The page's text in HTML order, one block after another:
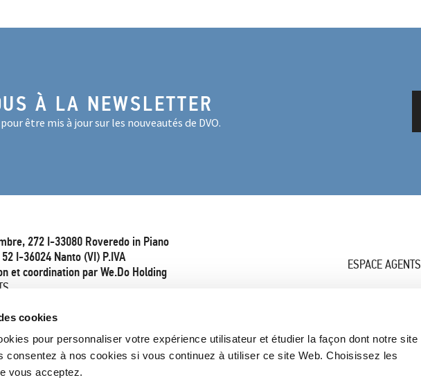
cookies
pour personnaliser votre expérience utilisateur et étudier la façon dont notre site
consentez à nos cookies si vous continuez à utiliser ce site Web. Choisissez les
vous acceptez.
À LA NEWSLETTER
être mis à jour sur les nouveautés de DVO.
272 I-33080 Roveredo in Piano
I-36024 Nanto (VI) P.IVA
et coordination par We.Do Holding
ESPACE AGENTS